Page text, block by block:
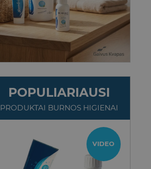
POPULIARIAUSI
PRODUKTAI BURNOS HIGIENAI
VIDEO